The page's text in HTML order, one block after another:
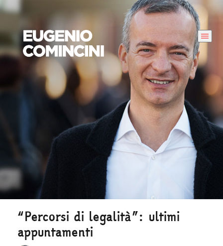
“Percorsi di legalità”: ultimi
appuntamenti